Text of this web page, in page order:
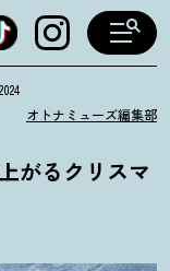
オトナミューズ編集部
がるクリスマ